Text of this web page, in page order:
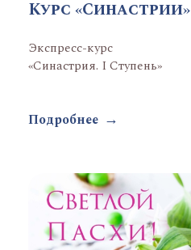
Курс «Синастрии»
Экспресс-курс
«Синастрия. I Ступень»
Подробнее